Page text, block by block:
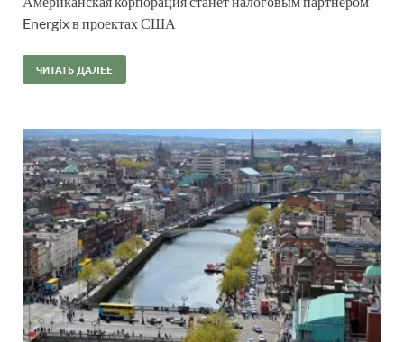
Energix в проектах США
ЧИТАТЬ ДАЛЕЕ